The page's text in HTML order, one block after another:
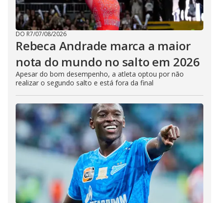
DO R7/07/08/2026
Rebeca Andrade marca a maior
nota do mundo no salto em 2026
Apesar do bom desempenho, a atleta optou por não
realizar o segundo salto e está fora da final